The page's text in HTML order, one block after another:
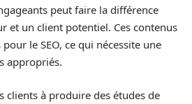
peut faire la différence
et un client potentiel. Ces contenus
le SEO, ce qui nécessite une
appropriés.
clients à produire des études de